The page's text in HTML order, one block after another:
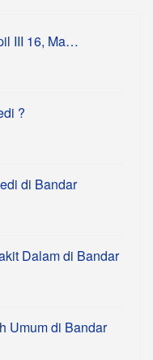
III 16, Ma…
?
di Bandar
Dalam di Bandar
Umum di Bandar